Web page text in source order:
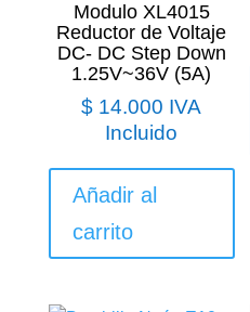
Modulo XL4015
Reductor de Voltaje
DC- DC Step Down
1.25V~36V (5A)
$ 14.000 IVA
Incluido
Añadir al
carrito